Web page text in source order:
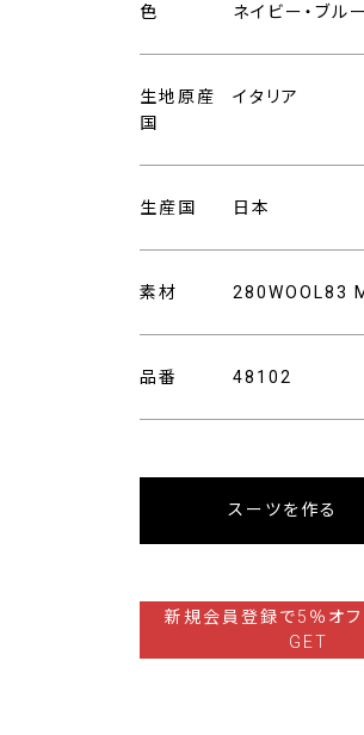
色 ネイビー・ブル
生地原産
国
イタリア
生産国 日本
素材 280WOOL83
品番 48102
スーツを作る
新規会員登録で5％オ
GET